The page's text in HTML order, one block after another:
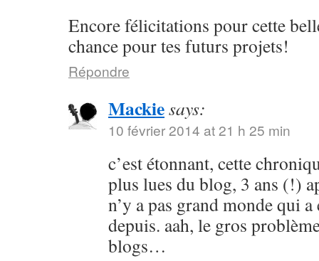
Encore félicitations pour cette
chance pour tes futurs projets!
Répondre
Mackiesays:
10 février 2014 at 21 h 25 min
c’est étonnant, cette
plus lues du blog, 3 ans (!)
n’y a pas grand monde qui
depuis. aah, le gros
blogs…